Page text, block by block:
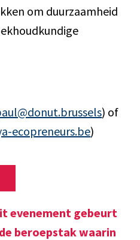
om duurzaamheid
) of
ecopreneurs.be)
evenement gebeurt
beroepstak waarin